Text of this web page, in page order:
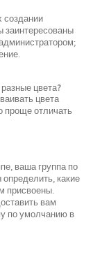
создании
заинтересованы
цвета?
цвета
проще отличать
ваша группа по
какие
присвоены.
вам
по умолчанию в